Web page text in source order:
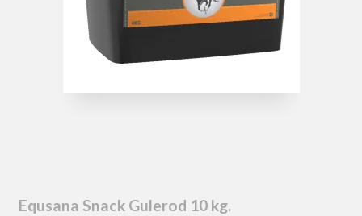
Equsana Snack Gulerod 10 kg.